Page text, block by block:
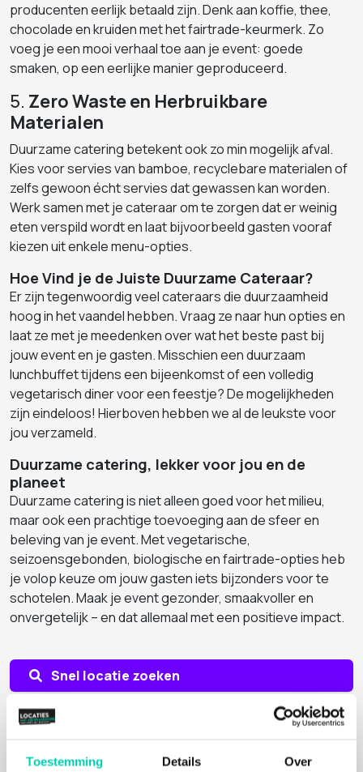
Toestemming Details Over
Snel locatie zoeken
Duurzame eventcatering begint vóór de eerste
producenten eerlijk betaald zijn. Denk aan koffie, thee,
chocolade en kruiden met het fairtrade-keurmerk. Zo
voeg je een mooi verhaal toe aan je event: goede
smaken, op een eerlijke manier geproduceerd.
5. Zero Waste en Herbruikbare
Materialen
Duurzame catering betekent ook zo min mogelijk afval.
Kies voor servies van bamboe, recyclebare materialen of
zelfs gewoon écht servies dat gewassen kan worden.
Werk samen met je cateraar om te zorgen dat er weinig
eten verspild wordt en laat bijvoorbeeld gasten vooraf
kiezen uit enkele menu-opties.
Hoe Vind je de Juiste Duurzame Cateraar?
Er zijn tegenwoordig veel cateraars die duurzaamheid
hoog in het vaandel hebben. Vraag ze naar hun opties en
laat ze met je meedenken over wat het beste past bij
jouw event en je gasten. Misschien een duurzaam
lunchbuffet tijdens een bijeenkomst of een volledig
vegetarisch diner voor een feestje? De mogelijkheden
zijn eindeloos! Hierboven hebben we al de leukste voor
jou verzameld.
Duurzame catering, lekker voor jou en de
planeet
Duurzame catering is niet alleen goed voor het milieu,
maar ook een prachtige toevoeging aan de sfeer en
beleving van je event. Met vegetarische,
seizoensgebonden, biologische en fairtrade-opties heb
je volop keuze om jouw gasten iets bijzonders voor te
schotelen. Maak je event gezonder, smaakvoller en
onvergetelijk – en dat allemaal met een positieve impact.